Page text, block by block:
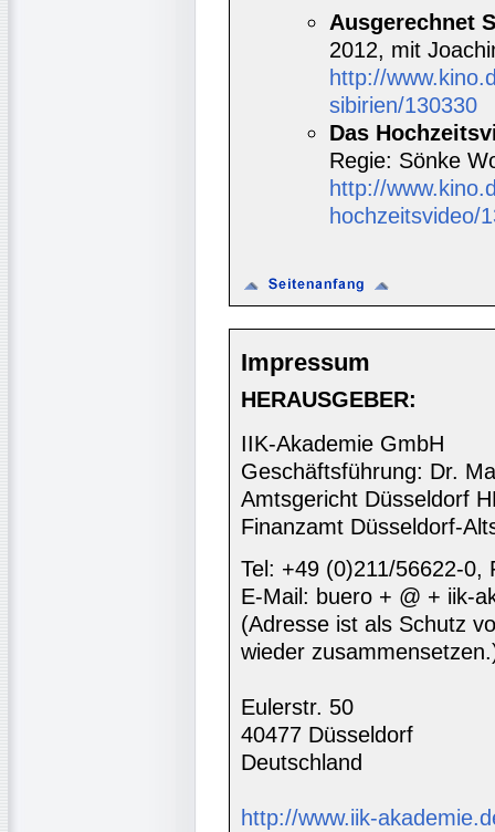
Ausgerechnet
2012, mit
http://
sibirien/130330
Das
Regie: Sönke
http://
hochzeitsvideo/
Impressum
HERAUSGEBER:
IIK-Akademie GmbH
Geschäftsführung: Dr.
Amtsgericht Düsseldorf
Finanzamt Düsseldorf-
Tel: +49 (0)211/56622-0,
E-Mail: buero + @ + iik-
(Adresse ist als Schutz
wieder
Eulerstr. 50
40477 Düsseldorf
Deutschland
http://www.iik-